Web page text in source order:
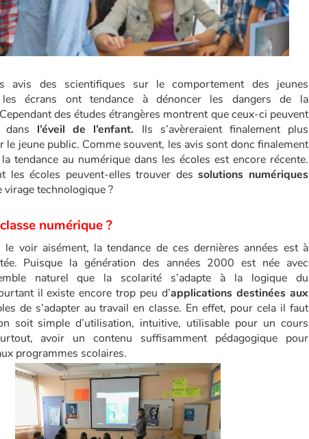
avis des scientifiques sur le comportement des jeunes
écrans ont tendance à dénoncer les dangers de la
des études étrangères montrent que ceux-ci peuvent
l’éveil de l’enfant. Ils s’avèreraient finalement plus
le jeune public. Comme souvent, les avis sont donc finalement
tendance au numérique dans les écoles est encore récente.
les écoles peuvent-elles trouver des solutions numériques
virage technologique ?
numérique ?
le voir aisément, la tendance de ces dernières années est à
Puisque la génération des années 2000 est née avec
naturel que la scolarité s’adapte à la logique du
il existe encore trop peu d’applications destinées aux
de s’adapter au travail en classe. En effet, pour cela il faut
soit simple d’utilisation, intuitive, utilisable pour un cours
avoir un contenu suffisamment pédagogique pour
programmes scolaires.